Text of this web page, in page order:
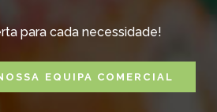
para cada necessidade!
EQUIPA COMERCIAL